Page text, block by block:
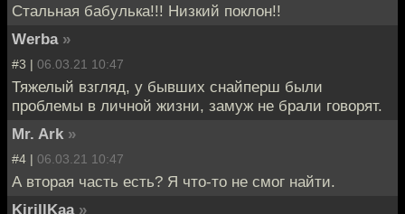
Стальная бабулька!!! Низкий поклон!!
Werba »
#3 | 06.03.21 10:47
Тяжелый взгляд, у бывших снайперш были
проблемы в личной жизни, замуж не брали говорят.
Mr. Ark »
#4 | 06.03.21 10:47
А вторая часть есть? Я что-то не смог найти.
KirillKaa »